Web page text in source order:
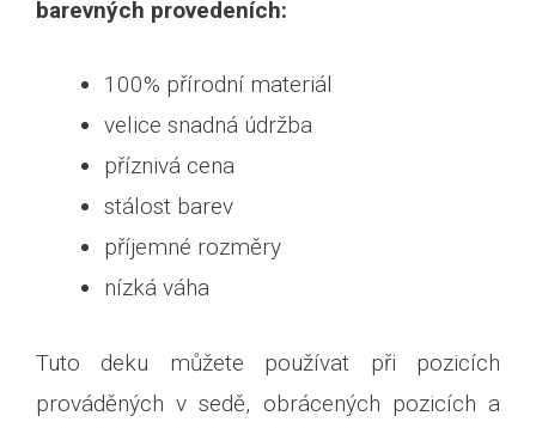
barevných provedeních:
100% přírodní materiál
velice snadná údržba
příznivá cena
stálost barev
příjemné rozměry
nízká váha
Tuto deku můžete používat při pozicích
prováděných v sedě, obrácených pozicích a